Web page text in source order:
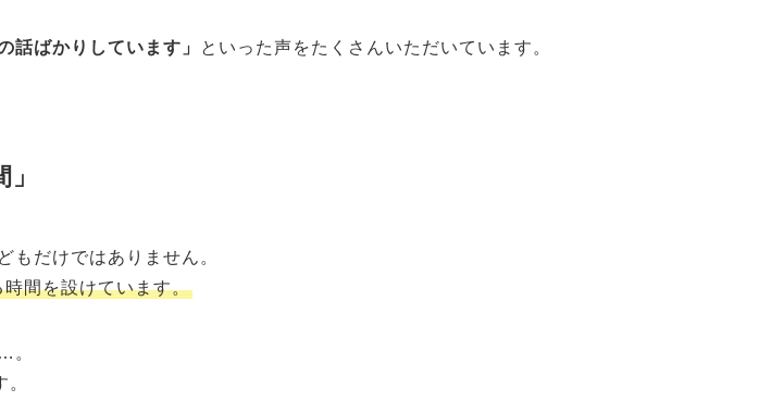
話ばかりしています」 といった声をたくさんいただいています。
もだけではありません。
間を設けています。
。